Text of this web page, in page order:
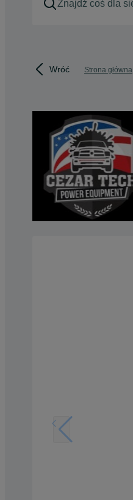
Wróć Strona główna